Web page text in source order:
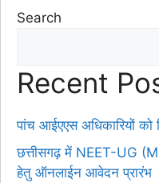
Search
Recent
पांच आईएएस अधिकारियों को
छत्तीसगढ़ में NEET-UG
हेतु ऑनलाईन आवेदन प्रारंभ